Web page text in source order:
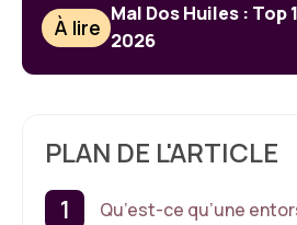
À lire
Mal Dos Huiles : Top
2026
PLAN DE L'ARTICLE
Qu’est-ce qu’une